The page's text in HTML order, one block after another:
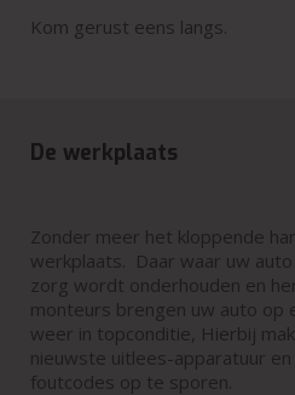
Kom gerust eens langs.
De werkplaats
Zonder meer het kloppende
werkplaats. Daar waar uw
zorg wordt onderhouden en
monteurs brengen uw auto op
weer in topconditie, Hierbij
nieuwste uitlees-apparatuur
foutcodes op te sporen.